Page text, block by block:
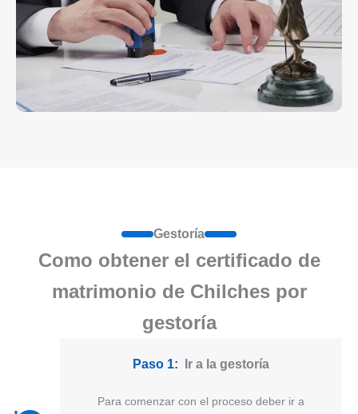
Gestoría
Como obtener el certificado de
matrimonio de Chilches por
gestoría
Paso 1: Ir a la gestoría
Para comenzar con el proceso deber ir a